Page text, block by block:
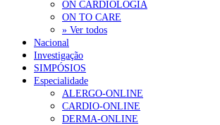
ON CARDIOLOGIA
ON TO CARE
» Ver todos
Nacional
Investigação
SIMPÓSIOS
Especialidade
ALERGO-ONLINE
CARDIO-ONLINE
DERMA-ONLINE